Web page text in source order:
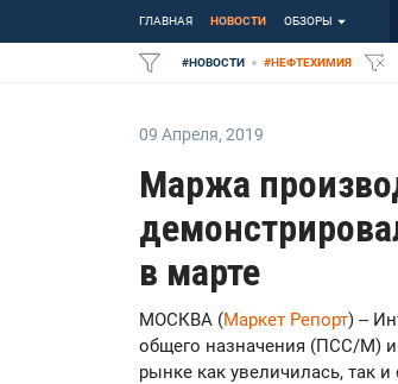
ГЛАВНАЯ НОВОСТИ ОБЗОРЫ
#НОВОСТИ #НЕФТЕХИМИЯ
09 Апреля, 2019
Маржа
в марте
МОСКВА (Маркет Репорт) --
общего назначения (ПСС/М)
рынке как увеличилась, так